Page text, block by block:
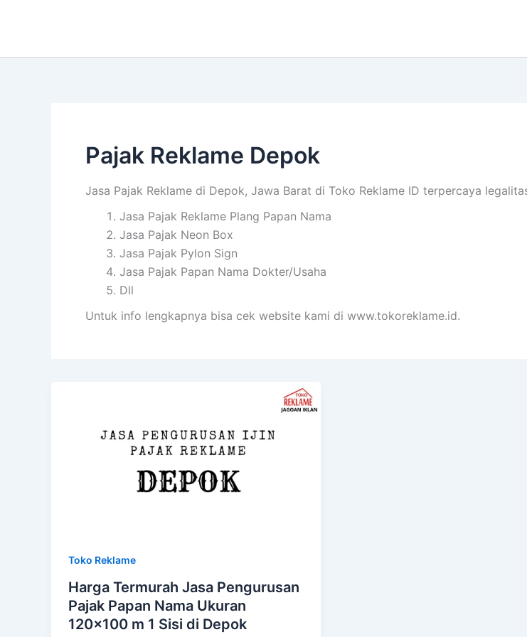
Pajak Reklame Depok
Jasa Pajak Reklame di Depok, Jawa Barat di Toko Reklame ID terpercaya
Jasa Pajak Reklame Plang Papan Nama
Jasa Pajak Neon Box
Jasa Pajak Pylon Sign
Jasa Pajak Papan Nama Dokter/Usaha
Dll
Untuk info lengkapnya bisa cek website kami di www.tokoreklame.id.
Toko Reklame
Harga Termurah Jasa Pengurusan
Pajak Papan Nama Ukuran
120×100 m 1 Sisi di Depok